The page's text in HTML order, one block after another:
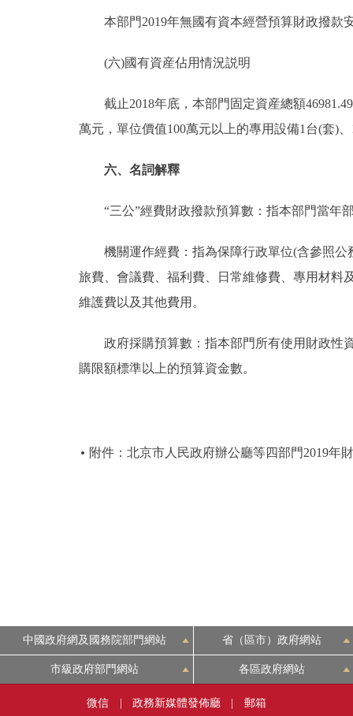
本部門2019年無國有資本經營預算財政撥款
(六)國有資産佔用情況説明
截止2018年底，本部門固定資産總額46981.49
萬元，單位價值100萬元以上的專用設備1台(套)、
六、名詞解釋
“三公”經費財政撥款預算數：指本部門當年部
機關運作經費：指為保障行政單位(含參照公
旅費、會議費、福利費、日常維修費、專用材料
維護費以及其他費用。
政府採購預算數：指本部門所有使用財政性資
購限額標準以上的預算資金數。
附件：北京市人民政府辦公廳等四部門2019年
中國政府網及國務院部門網站 省（區市）政府網站
市級政府部門網站 各區政府網站
微信 政務新媒體發佈廳 郵箱